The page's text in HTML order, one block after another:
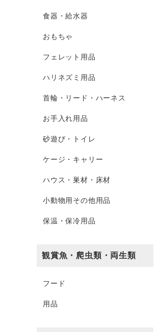
食器・給水器
おもちゃ
フェレット用品
ハリネズミ用品
首輪・リード・ハーネス
お手入れ用品
砂遊び・トイレ
ケージ・キャリー
ハウス・巣材・床材
小動物用その他用品
保温・保冷用品
観賞魚・爬虫類・両生類
フード
用品